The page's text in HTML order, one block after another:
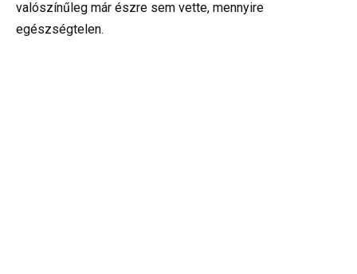
valószínűleg már észre sem vette, mennyire
egészségtelen.